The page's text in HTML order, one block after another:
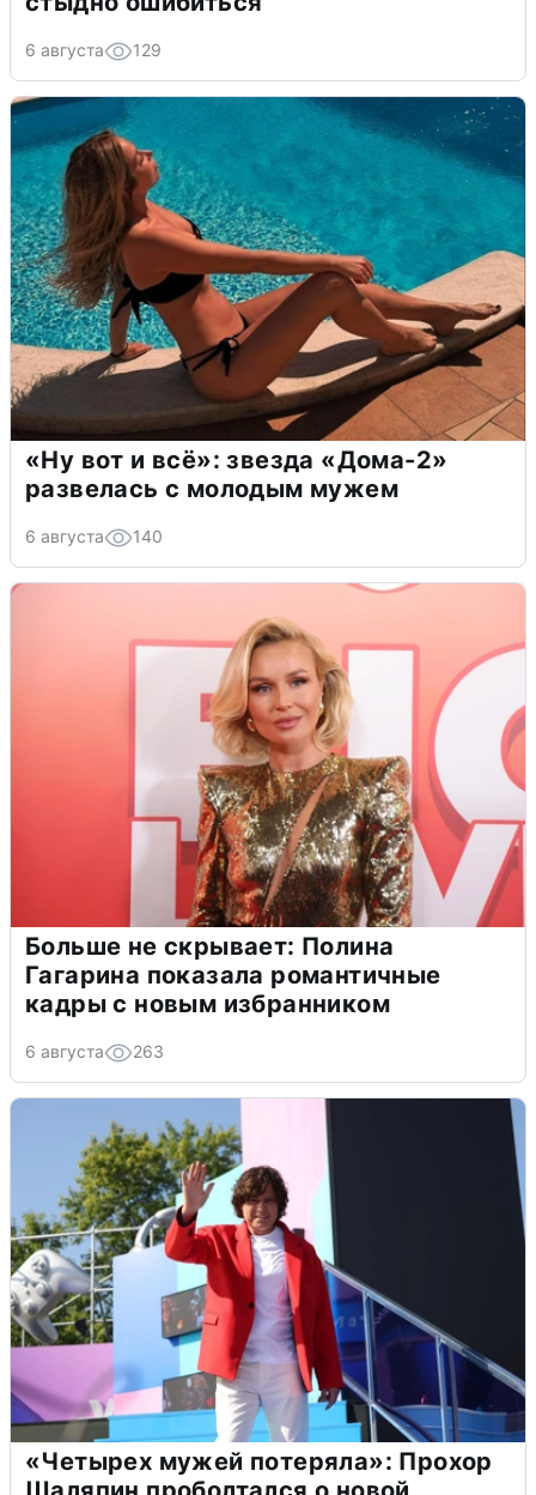
6 августа 129
«Ну вот и всё»: звезда «Дома-2»
развелась с молодым мужем
6 августа 140
Больше не скрывает: Полина
Гагарина показала романтичные
кадры с новым избранником
6 августа 263
«Четырех мужей потеряла»: Прохор